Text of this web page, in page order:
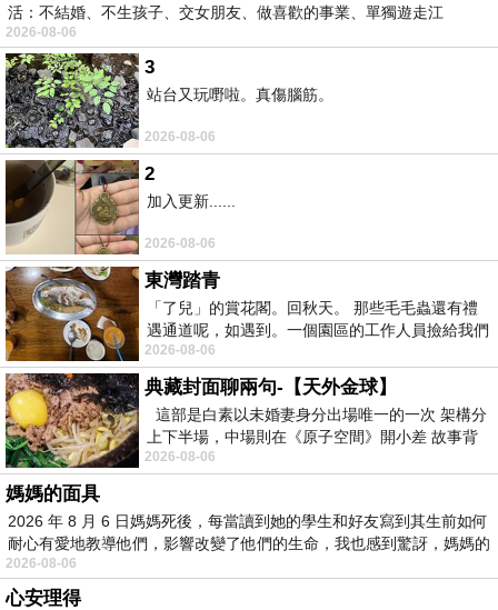
活：不結婚、不生孩子、交女朋友、做喜歡的事業、單獨遊走江
湖⋯⋯，
2026-08-06
3
站台又玩嘢啦。真傷腦筋。
2026-08-06
2
加入更新......
2026-08-06
東灣踏青
「了兒」的賞花閣。回秋天。 那些毛毛蟲還有禮
遇通道呢，如遇到。一個園區的工作人員撿給我們
細賞。
2026-08-06
典藏封面聊兩句-【天外金球】
這部是白素以未婚妻身分出場唯一的一次 架構分
上下半場，中場則在《原子空間》開小差 故事背
景影射西藏境外流亡 地下組織
2026-08-06
媽媽的面具
2026 年 8 月 6 日媽媽死後，每當讀到她的學生和好友寫到其生前如何
耐心有愛地教導他們，影響改變了他們的生命，我也感到驚訝，媽媽的
2026-08-06
心安理得